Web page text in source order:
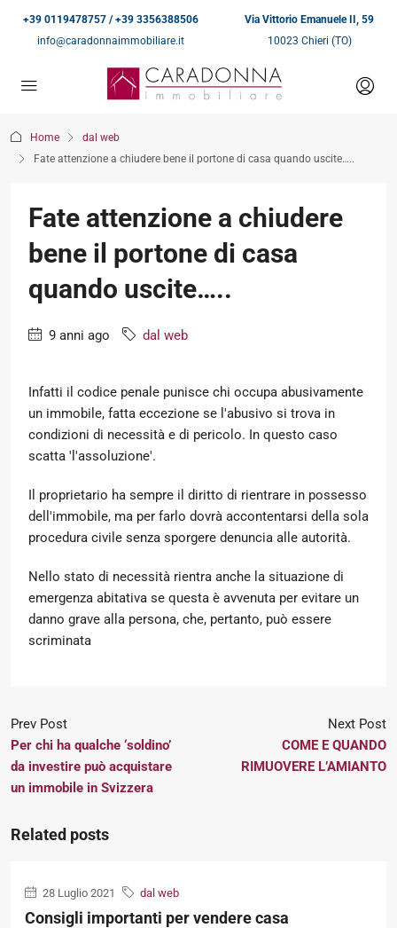
+39 0119478757 / +39 3356388506
info@caradonnaimmobiliare.it
Via Vittorio Emanuele II, 59
10023 Chieri (TO)
Home
dal web
Fate attenzione a chiudere bene il portone di casa quando uscite…..
Fate attenzione a chiudere
bene il portone di casa
quando uscite…..
9 anni ago dal web
Infatti il codice penale punisce chi occupa abusivamente
un immobile, fatta eccezione se l'abusivo si trova in
condizioni di necessità e di pericolo. In questo caso
scatta 'l'assoluzione'.
Il proprietario ha sempre il diritto di rientrare in possesso
dell'immobile, ma per farlo dovrà accontentarsi della sola
procedura civile senza sporgere denuncia alle autorità.
Nello stato di necessità rientra anche la situazione di
emergenza abitativa se questa è avvenuta per evitare un
danno grave alla persona, che, pertanto, può essere
scriminata
Prev Post
Per chi ha qualche ‘soldino’
da investire può acquistare
un immobile in Svizzera
Next Post
COME E QUANDO
RIMUOVERE L’AMIANTO
Related posts
28 Luglio 2021 dal web
Consigli importanti per vendere casa